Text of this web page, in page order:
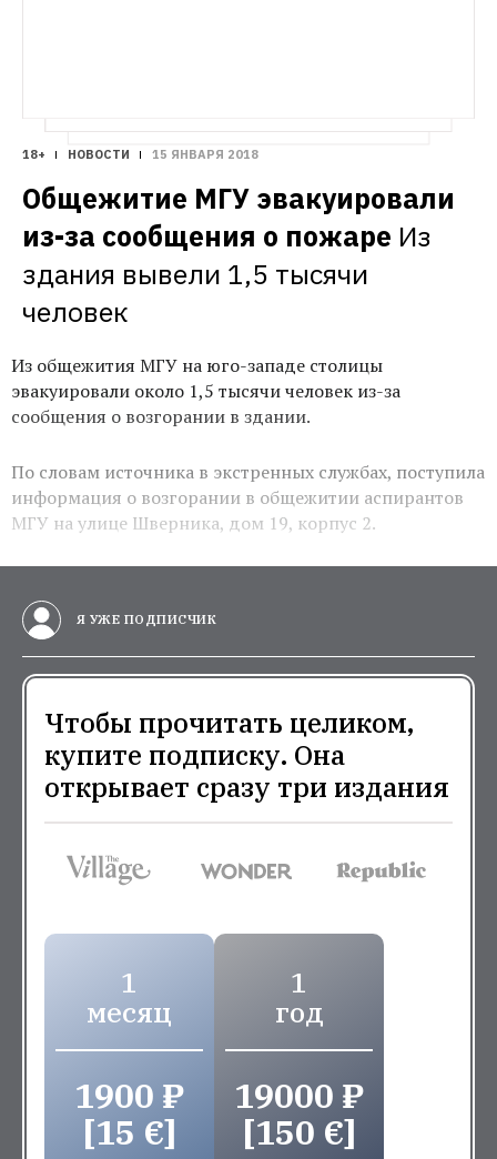
18+ НОВОСТИ 15 ЯНВАРЯ 2018
Общежитие МГУ эвакуировали
из-за сообщения о пожаре Из
здания вывели 1,5 тысячи
человек
Из общежития МГУ на юго-западе столицы
эвакуировали около 1,5 тысячи человек из-за
сообщения о возгорании в здании.
По словам источника в экстренных службах, поступила
информация о возгорании в общежитии аспирантов
МГУ на улице Шверника, дом 19, корпус 2.
Я УЖЕ ПОДПИСЧИК
Чтобы прочитать целиком,
купите подписку. Она
открывает сразу три издания
1
месяц
1900 ₽
[15 €]
1
год
19000 ₽
[150 €]